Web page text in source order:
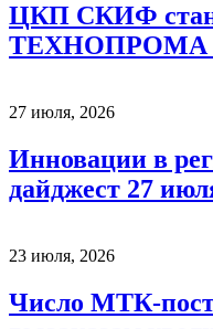
ЦКП СКИФ
ТЕХНОПРОМА в
27 июля, 2026
Инновации в
дайджест 27
23 июля, 2026
Число МТК-